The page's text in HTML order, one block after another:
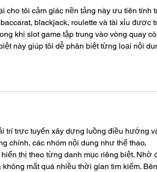
cho tôi cảm giác nền tảng này ưu tiên tính
blackjack, roulette và tài xỉu được
khi slot game tập trung vào vòng quay
này giúp tôi dễ phân biệt từng loại nội
trí trực tuyến xây dựng luồng điều hướng
chính, các nhóm nội dung như thể thao,
thị theo từng danh mục riêng biệt. Nhờ
mất quá nhiều thời gian tìm kiếm. Bên